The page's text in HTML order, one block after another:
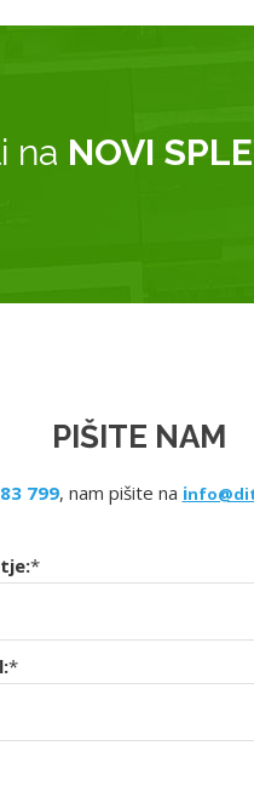
na NOVI
PIŠITE NAM
799, nam pišite na i
*
*